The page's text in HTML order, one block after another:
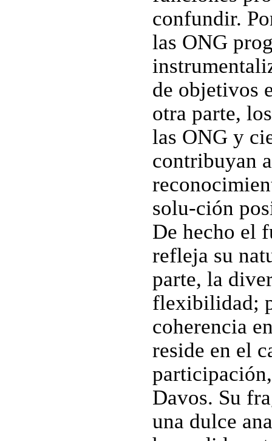
confundir.
las ONG
de objetivos
otra parte,
las ONG y
contribuyan
solu-ción
De hecho el
refleja su
parte, la
flexibilidad;
coherencia
reside en el
Davos. Su
una dulce